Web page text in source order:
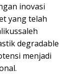
inovasi
yang telah
degradable
menjadi